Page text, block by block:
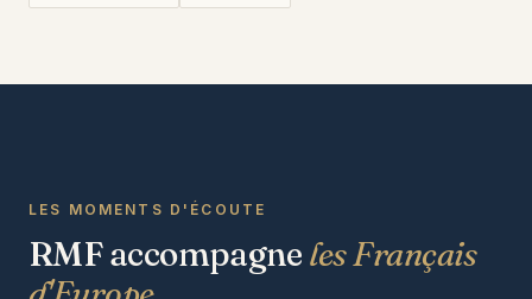
LES MOMENTS D'ÉCOUTE
RMF accompagne les Français